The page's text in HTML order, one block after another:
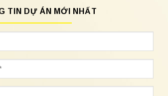
TIN DỰ ÁN MỚI NHẤT